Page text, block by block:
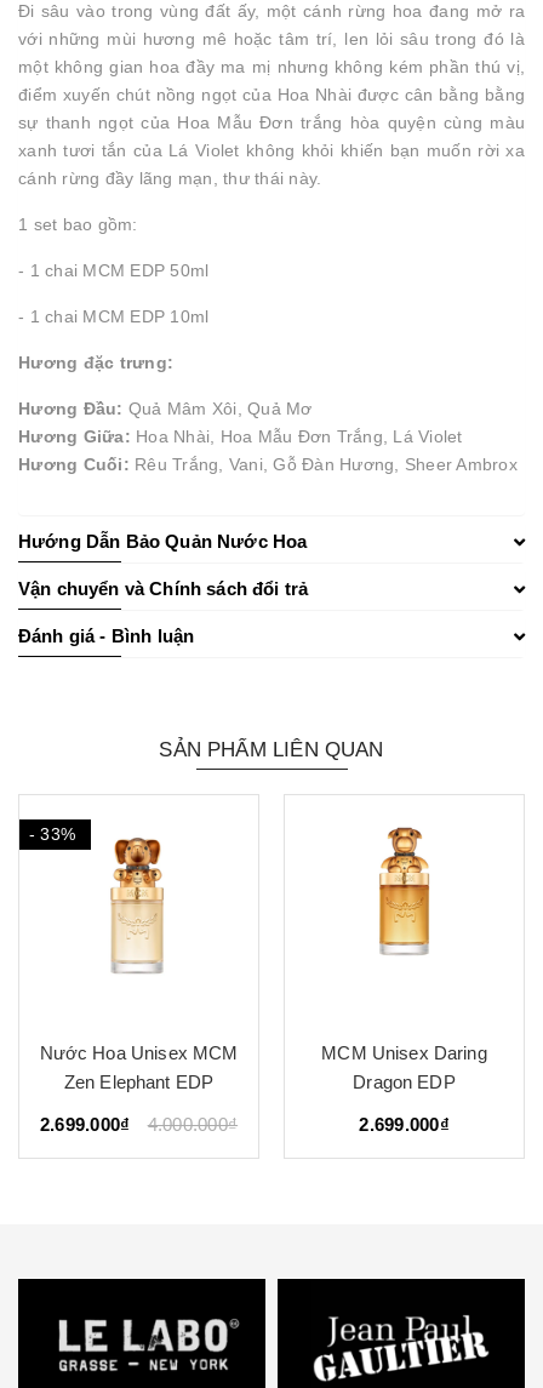
Đi sâu vào trong vùng đất ấy, một cánh rừng hoa đang mở ra
với những mùi hương mê hoặc tâm trí, len lỏi sâu trong đó là
một không gian hoa đầy ma mị nhưng không kém phần thú vị,
điểm xuyến chút nồng ngọt của Hoa Nhài được cân bằng bằng
sự thanh ngọt của Hoa Mẫu Đơn trắng hòa quyện cùng màu
xanh tươi tắn của Lá Violet không khỏi khiến bạn muốn rời xa
cánh rừng đầy lãng mạn, thư thái này.
1 set bao gồm:
- 1 chai MCM EDP 50ml
- 1 chai MCM EDP 10ml
Hương đặc trưng:
Hương Đầu: Quả Mâm Xôi, Quả Mơ
Hương Giữa: Hoa Nhài, Hoa Mẫu Đơn Trắng, Lá Violet
Hương Cuối: Rêu Trắng, Vani, Gỗ Đàn Hương, Sheer Ambrox
Hướng Dẫn Bảo Quản Nước Hoa
Vận chuyển và Chính sách đổi trả
Đánh giá - Bình luận
SẢN PHẨM LIÊN QUAN
- 33%
Nước Hoa Unisex MCM
Zen Elephant EDP
2.699.000₫ 4.000.000₫
MCM Unisex Daring
Dragon EDP
2.699.000₫